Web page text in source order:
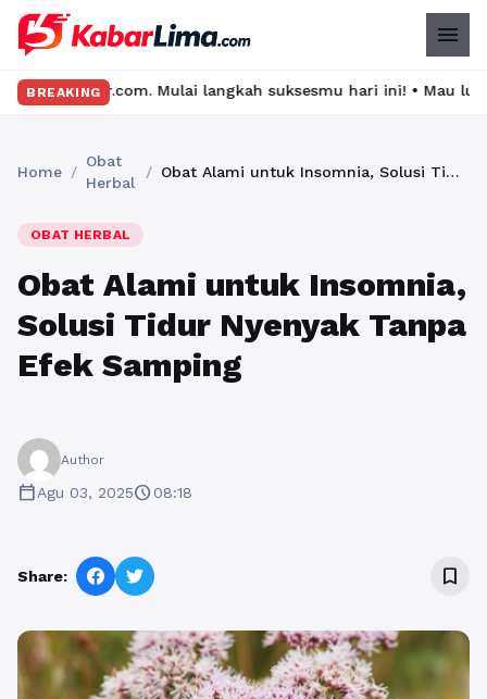
menu
BREAKING
Mulai langkah suksesmu hari ini! • Mau lulus? Latih
Home /
Obat
Herbal
/ Obat Alami untuk Insomnia, Solusi Tidur Nyenyak Tanpa Efek Samping
OBAT HERBAL
Obat Alami untuk Insomnia,
Solusi Tidur Nyenyak Tanpa
Efek Samping
Author
calendar_todayAgu 03, 2025schedule08:18
Share: bookmark_border